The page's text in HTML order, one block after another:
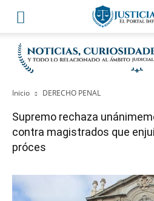
Inicio DERECHO PENAL
Supremo rechaza
contra magistrados que
próces